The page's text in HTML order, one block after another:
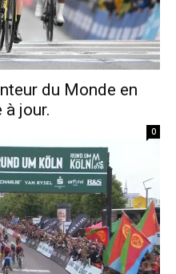
du Monde en
jour.
0